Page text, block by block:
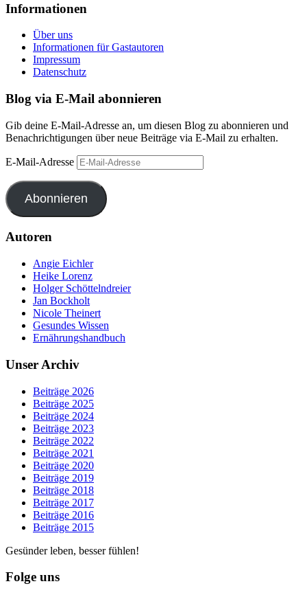
Informationen
Über uns
Informationen für Gastautoren
Impressum
Datenschutz
Blog via E-Mail abonnieren
Gib deine E-Mail-Adresse an, um diesen Blog zu abonnieren und
Benachrichtigungen über neue Beiträge via E-Mail zu erhalten.
E-Mail-Adresse
Abonnieren
Autoren
Angie Eichler
Heike Lorenz
Holger Schöttelndreier
Jan Bockholt
Nicole Theinert
Gesundes Wissen
Ernährungshandbuch
Unser Archiv
Beiträge 2026
Beiträge 2025
Beiträge 2024
Beiträge 2023
Beiträge 2022
Beiträge 2021
Beiträge 2020
Beiträge 2019
Beiträge 2018
Beiträge 2017
Beiträge 2016
Beiträge 2015
Gesünder leben, besser fühlen!
Folge uns